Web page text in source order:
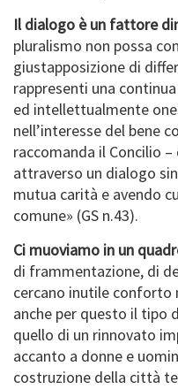
Il dialogo è un fattore
pluralismo non possa
giustapposizione di
rappresenti una
ed intellettualmente
nell’interesse del bene
raccomanda il Concilio
attraverso un dialogo
mutua carità e avendo
comune» (GS n.43).
Ci muoviamo in un
di frammentazione, di
cercano inutile conforto
anche per questo il tipo
quello di un rinnovato
accanto a donne e
costruzione della città